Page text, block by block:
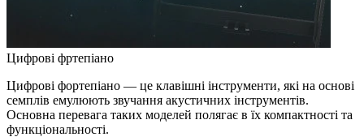
Цифрові фртепіано
Цифрові фортепіано — це клавішні інструменти, які на основі
семплів емулюють звучання акустичних інструментів.
Основна перевага таких моделей полягає в їх компактності та
функціональності.